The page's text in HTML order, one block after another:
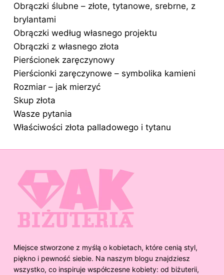
Obrączki ślubne – złote, tytanowe, srebrne, z
brylantami
Obrączki według własnego projektu
Obrączki z własnego złota
Pierścionek zaręczynowy
Pierścionki zaręczynowe – symbolika kamieni
Rozmiar – jak mierzyć
Skup złota
Wasze pytania
Właściwości złota palladowego i tytanu
Miejsce stworzone z myślą o kobietach, które cenią styl,
piękno i pewność siebie. Na naszym blogu znajdziesz
wszystko, co inspiruje współczesne kobiety: od biżuterii,